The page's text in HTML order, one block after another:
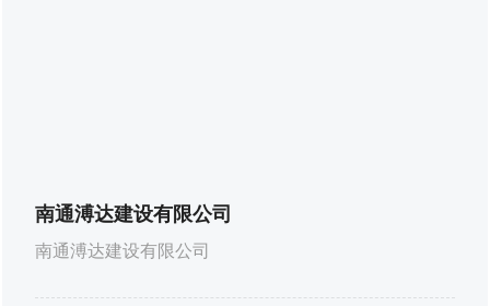
南通溥达建设有限公司
南通溥达建设有限公司